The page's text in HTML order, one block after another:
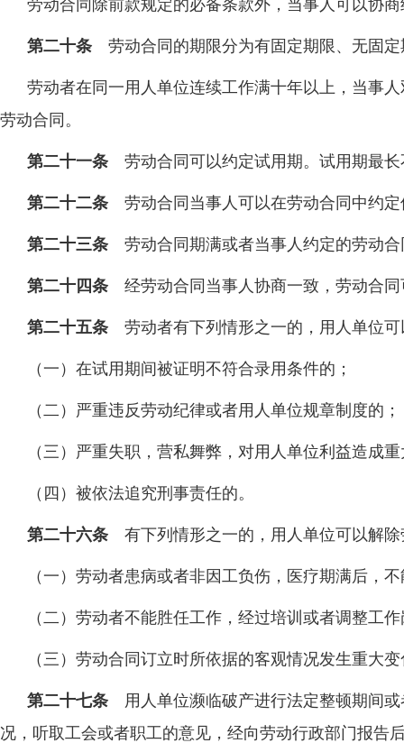
劳动合同除前款规定的必备条款外，当事人可以协
第二十条 劳动合同的期限分为有固定期限、无固
劳动者在同一用人单位连续工作满十年以上，当事
劳动合同。
第二十一条 劳动合同可以约定试用期。试用期最
第二十二条 劳动合同当事人可以在劳动合同中约
第二十三条 劳动合同期满或者当事人约定的劳动
第二十四条 经劳动合同当事人协商一致，劳动合同
第二十五条 劳动者有下列情形之一的，用人单位
（一）在试用期间被证明不符合录用条件的；
（二）严重违反劳动纪律或者用人单位规章制度的；
（三）严重失职，营私舞弊，对用人单位利益造成
（四）被依法追究刑事责任的。
第二十六条 有下列情形之一的，用人单位可以解
（一）劳动者患病或者非因工负伤，医疗期满后，
（二）劳动者不能胜任工作，经过培训或者调整工
（三）劳动合同订立时所依据的客观情况发生重大
第二十七条 用人单位濒临破产进行法定整顿期间
况，听取工会或者职工的意见，经向劳动行政部门报告